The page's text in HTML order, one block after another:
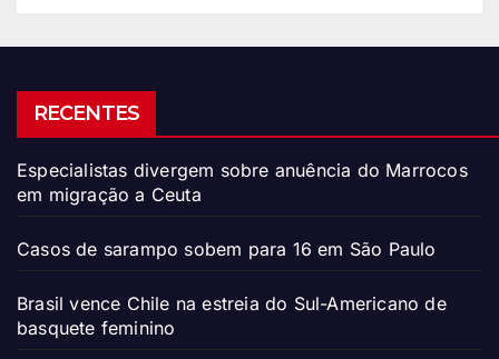
RECENTES
Especialistas divergem sobre anuência do Marrocos
em migração a Ceuta
Casos de sarampo sobem para 16 em São Paulo
Brasil vence Chile na estreia do Sul-Americano de
basquete feminino